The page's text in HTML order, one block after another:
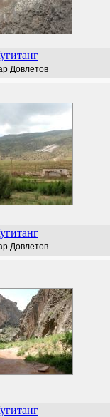
Довлетов
Довлетов